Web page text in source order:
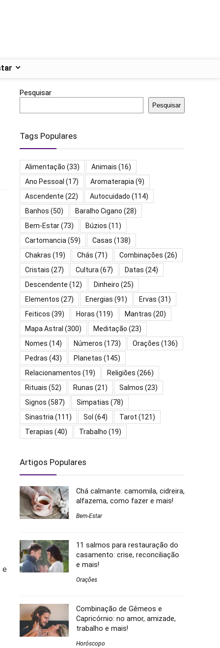
e
Pesquisar
Pesquisar
Tags Populares
Alimentação (33) Animais (16)
Ano Pessoal (17) Aromaterapia(9)
Ascendente (22) Autocuidado (114)
Banhos (50) Baralho Cigano (28)
Bem-Estar(73) Búzios (11)
Cartomancia(59) Casas (138)
Chakras (19) Chás (71) Combinações (26)
Cristais (27) Cultura(67) Datas (24)
Descendente (12) Dinheiro (25)
Elementos (27) Energias (91) Ervas (31)
Feiticos (39) Horas (119) Mantras (20)
Mapa Astral (300) Meditação (23)
Nomes (14) Números (173) Orações (136)
Pedras (43) Planetas (145)
Relacionamentos (19) Religiões (266)
Rituais (52) Runas (21) Salmos (23)
Signos (587) Simpatias (78)
Sinastria(111) Sol (64) Tarot (121)
Terapias (40) Trabalho (19)
Artigos Populares
Chá calmante: camomila, cidreira,
alfazema, como fazer e mais!
Bem-Estar
11 salmos para restauração do
casamento: crise, reconciliação
e mais!
Orações
Combinação de Gêmeos e
Capricórnio: no amor, amizade,
trabalho e mais!
Horóscopo